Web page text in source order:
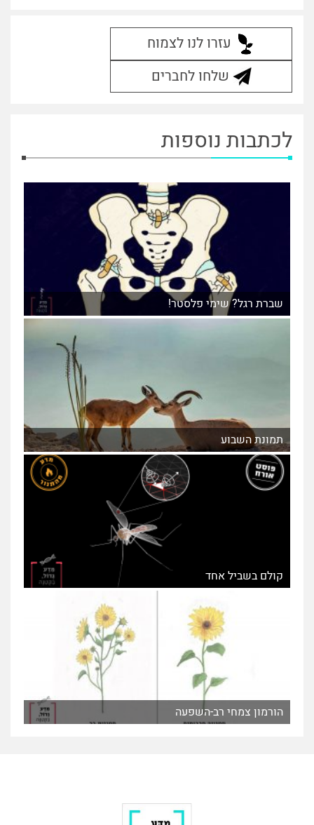
עזרו לנו לצמוח
שלחו לחברים
לכתבות נוספות
שברת רגל? שימי פלסטר!
תמונת השבוע
קולם בשביל אחד
הורמון צמחי רב-השפעה